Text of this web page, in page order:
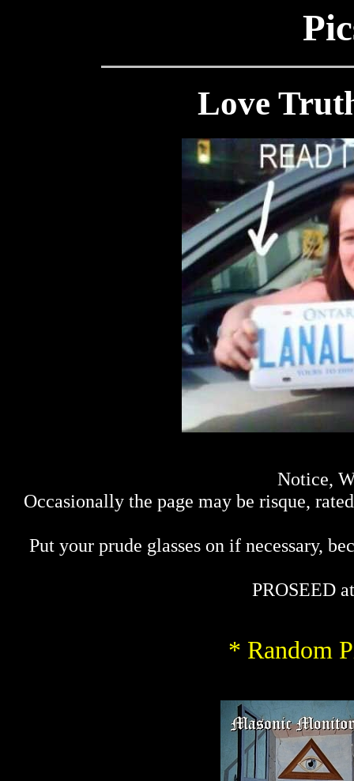
Love
Notice,
Occasionally the page may be risque,
Put your prude glasses on if necessary,
PROSEED
* Random